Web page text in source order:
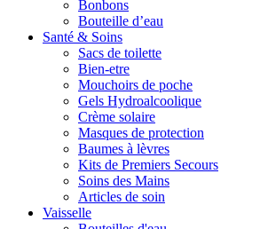
Bonbons
Bouteille d’eau
Santé & Soins
Sacs de toilette
Bien-etre
Mouchoirs de poche
Gels Hydroalcoolique
Crème solaire
Masques de protection
Baumes à lèvres
Kits de Premiers Secours
Soins des Mains
Articles de soin
Vaisselle